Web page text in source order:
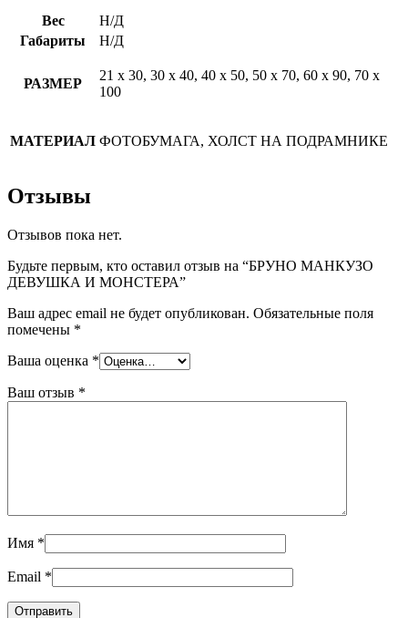
Вес
Н/Д
Габариты
Н/Д
РАЗМЕР
21 х 30, 30 х 40, 40 х 50, 50 х 70, 60 х 90, 70 х
100
МАТЕРИАЛ ФОТОБУМАГА, ХОЛСТ НА ПОДРАМНИКЕ
Отзывы
Отзывов пока нет.
Будьте первым, кто оставил отзыв на “БРУНО МАНКУЗО
ДЕВУШКА И МОНСТЕРА”
Ваш адрес email не будет опубликован. Обязательные поля
помечены *
Ваша оценка *
Ваш отзыв *
Имя *
Email *